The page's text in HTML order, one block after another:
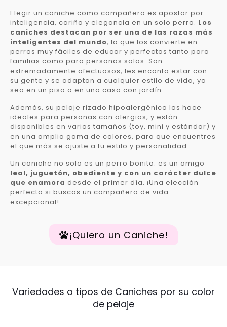
Elegir un caniche como compañero es apostar por
inteligencia, cariño y elegancia en un solo perro. Los
caniches destacan por ser una de las razas más
inteligentes del mundo, lo que los convierte en
perros muy fáciles de educar y perfectos tanto para
familias como para personas solas. Son
extremadamente afectuosos, les encanta estar con
su gente y se adaptan a cualquier estilo de vida, ya
sea en un piso o en una casa con jardín.
Además, su pelaje rizado hipoalergénico los hace
ideales para personas con alergias, y están
disponibles en varios tamaños (toy, mini y estándar) y
en una amplia gama de colores, para que encuentres
el que más se ajuste a tu estilo y personalidad.
Un caniche no solo es un perro bonito: es un amigo
leal, juguetón, obediente y con un carácter dulce
que enamora desde el primer día. ¡Una elección
perfecta si buscas un compañero de vida
excepcional!
¡Quiero un Caniche!
Variedades o tipos de Caniches por su color
de pelaje